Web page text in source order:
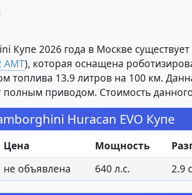
2026 года в Москве существует
AMT), которая оснащена
топлива 13.9 литров на 100 км.
полным приводом. Стоимость
Huracan EVO Купе
Цена Мощность
не объявлена 640 л.с. 2.9